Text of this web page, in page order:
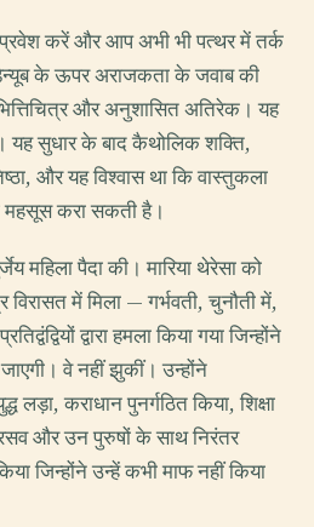
करें और आप अभी भी पत्थर में तर्क
के ऊपर अराजकता के जवाब की
और अनुशासित अतिरेक। यह
सुधार के बाद कैथोलिक शक्ति,
और यह विश्वास था कि वास्तुकला
महसूस करा सकती है।
महिला पैदा की। मारिया थेरेसा को
में मिला — गर्भवती, चुनौती में,
द्वारा हमला किया गया जिन्होंने
वे नहीं झुकीं। उन्होंने
लड़ा, कराधान पुनर्गठित किया, शिक्षा
और उन पुरुषों के साथ निरंतर
जिन्होंने उन्हें कभी माफ नहीं किया